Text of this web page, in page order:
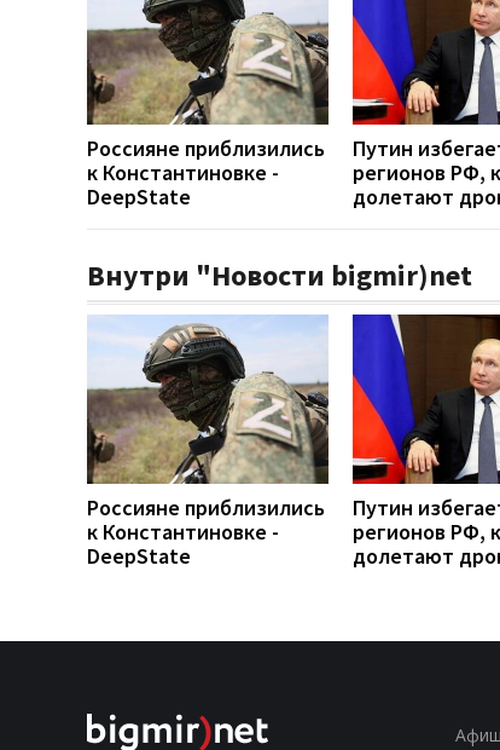
Россияне приблизились
к Константиновке -
DeepState
Путин
регионов РФ,
долетают
Внутри "Новости bigmir)net
Россияне приблизились
к Константиновке -
DeepState
Путин
регионов РФ,
долетают